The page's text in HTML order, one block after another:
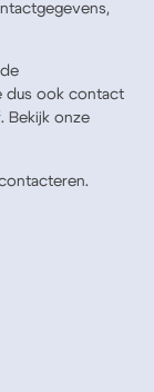
dus ook contact
Bekijk onze